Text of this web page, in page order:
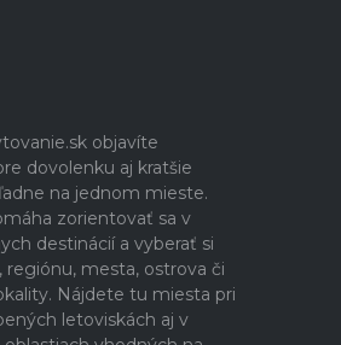
objavíte
dovolenku aj kratšie
na jednom mieste.
zorientovať sa v
destinácií a vyberať si
regiónu, mesta, ostrova či
Nájdete tu miesta pri
letoviskách aj v